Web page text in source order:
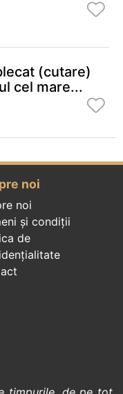
(cutare)
cel mare...
noi
noi
și condiții
de